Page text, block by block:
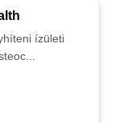
ízületi